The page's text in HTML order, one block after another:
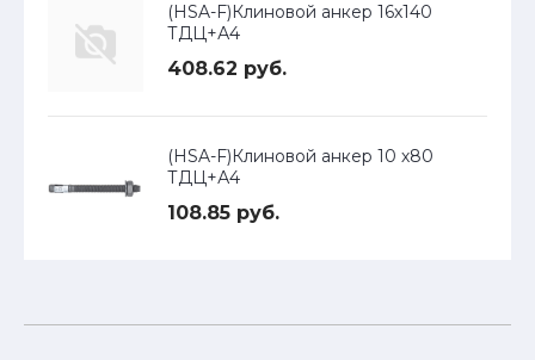
(HSA-F)Клиновой анкер 16х140
ТДЦ+А4
408.62 руб.
(HSA-F)Клиновой анкер 10 х80
ТДЦ+А4
108.85 руб.